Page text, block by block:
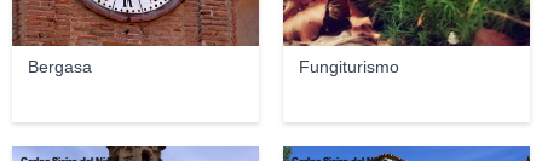
Bergasa Fungiturismo